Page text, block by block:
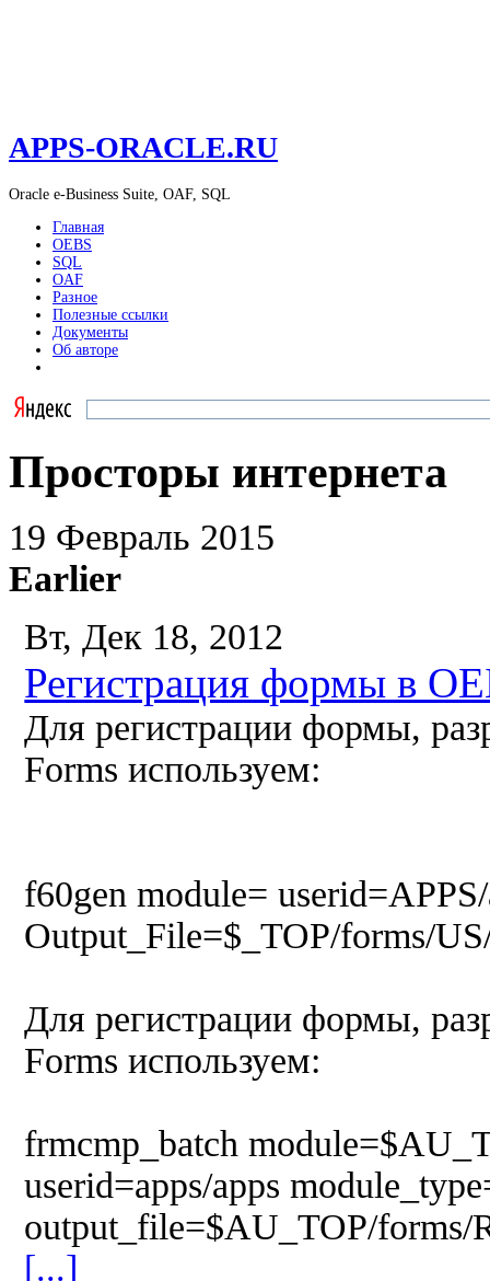
APPS-ORACLE.RU
Oracle e-Business Suite, OAF, SQL
Главная
OEBS
SQL
OAF
Разное
Полезные ссылки
Документы
Об авторе
Просторы интернета
19 Февраль 2015
Earlier
Вт, Дек 18, 2012
Регистрация формы в
Для регистрации формы,
Forms используем:
f60gen module=
Output_File=$_TOP/forms/
Для регистрации формы,
Forms используем:
frmcmp_batch
userid=apps/apps
output_file=$AU_TOP/
[...]